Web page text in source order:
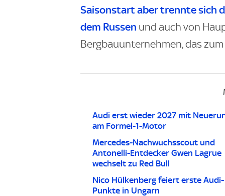
Saisonstart aber trennte sich
dem Russen und auch von
Bergbauunternehmen, das
Audi erst wieder 2027 mit
am Formel-1-Motor
Mercedes-Nachwuchsscout und
Antonelli-Entdecker Gwen Lagrue
wechselt zu Red Bull
Nico Hülkenberg feiert erste Audi-
Punkte in Ungarn